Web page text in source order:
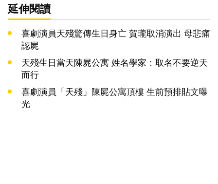
延伸閱讀
喜劇演員天殘驚傳生日身亡 賀瓏取消演出 母悲痛
認屍
天殘生日當天陳屍公寓 姓名學家：取名不要逆天
而行
喜劇演員「天殘」陳屍公寓頂樓 生前預排貼文曝
光